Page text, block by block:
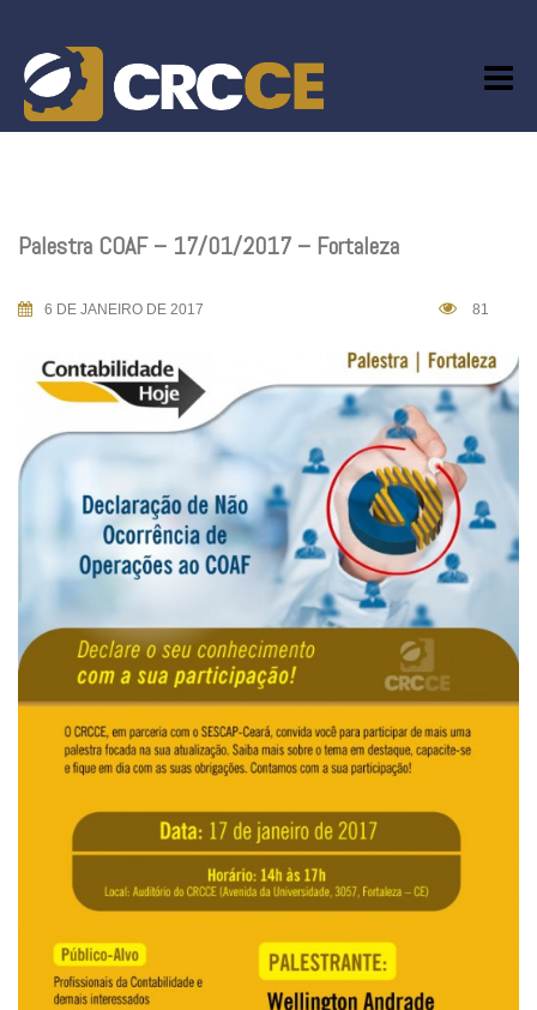
content
Palestra COAF – 17/01/2017 – Fortaleza
6 DE JANEIRO DE 2017 81